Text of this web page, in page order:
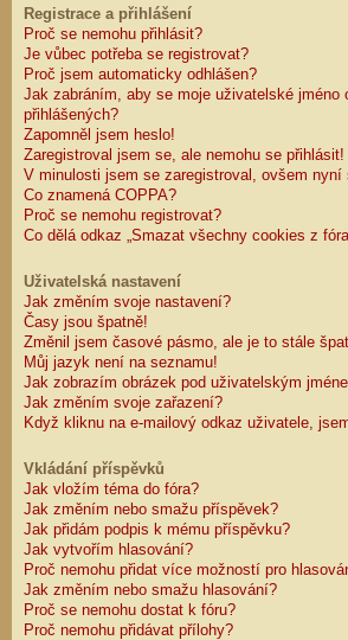
Registrace a přihlášení
Proč se nemohu přihlásit?
Je vůbec potřeba se registrovat?
Proč jsem automaticky odhlášen?
Jak zabráním, aby se moje uživatelské jméno
přihlášených?
Zapomněl jsem heslo!
Zaregistroval jsem se, ale nemohu se přihlásit!
V minulosti jsem se zaregistroval, ovšem nyní
Co znamená COPPA?
Proč se nemohu registrovat?
Co dělá odkaz „Smazat všechny cookies z
Uživatelská nastavení
Jak změním svoje nastavení?
Časy jsou špatně!
Změnil jsem časové pásmo, ale je to stále
Můj jazyk není na seznamu!
Jak zobrazím obrázek pod uživatelským
Jak změním svoje zařazení?
Když kliknu na e-mailový odkaz uživatele,
Vkládání příspěvků
Jak vložím téma do fóra?
Jak změním nebo smažu příspěvek?
Jak přidám podpis k mému příspěvku?
Jak vytvořím hlasování?
Proč nemohu přidat více možností pro
Jak změním nebo smažu hlasování?
Proč se nemohu dostat k fóru?
Proč nemohu přidávat přílohy?